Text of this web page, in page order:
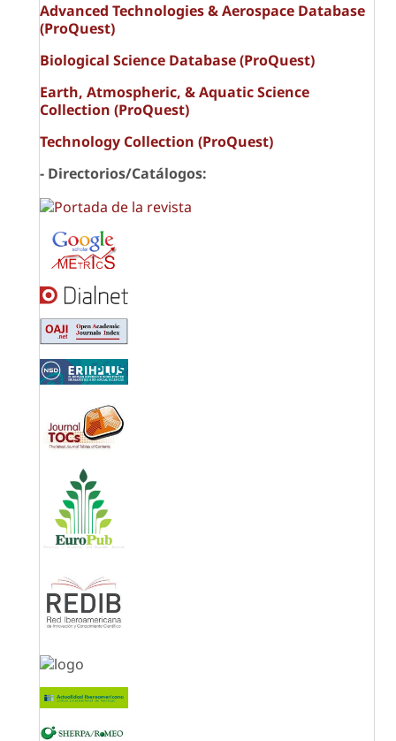
Advanced Technologies & Aerospace Database
(ProQuest)
Biological Science Database (ProQuest)
Earth, Atmospheric, & Aquatic Science
Collection (ProQuest)
Technology Collection (ProQuest)
- Directorios/Catálogos: